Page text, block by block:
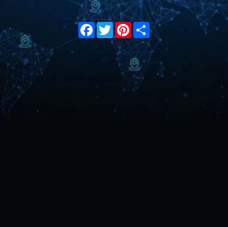
Facebook
TwitterPinterest
Share